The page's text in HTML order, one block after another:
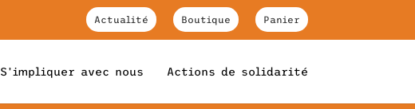
Actualité Boutique Panier
S’impliquer avec nous Actions de solidarité